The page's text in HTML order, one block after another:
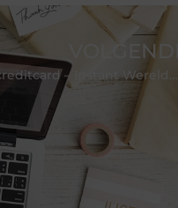
VOLGENDE
Koop XRP met creditcard – Instant Wereldwijde valuta